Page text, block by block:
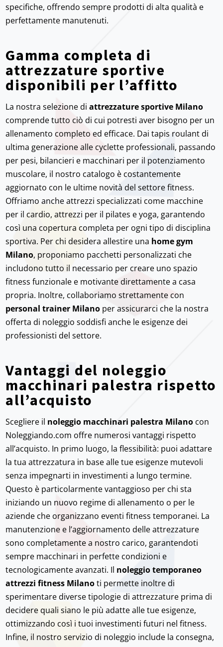
specifiche, offrendo sempre prodotti di alta qualità e
perfettamente manutenuti.
Gamma completa di
attrezzature sportive
disponibili per l’affitto
La nostra selezione diattrezzature sportive Milano
comprende tutto ciò di cui potresti aver bisogno per un
allenamento completo ed efficace. Dai tapis roulant di
ultima generazione alle cyclette professionali, passando
per pesi, bilancieri e macchinari per il potenziamento
muscolare, il nostro catalogo è costantemente
aggiornato con le ultime novità del settore fitness.
Offriamo anche attrezzi specializzati come macchine
per il cardio, attrezzi per il pilates e yoga, garantendo
così una copertura completa per ogni tipo di disciplina
sportiva. Per chi desidera allestire una home gym
Milano, proponiamo pacchetti personalizzati che
includono tutto il necessario per creare uno spazio
fitness funzionale e motivante direttamente a casa
propria. Inoltre, collaboriamo strettamente con
personal trainer Milano per assicurarci che la nostra
offerta di noleggio soddisfi anche le esigenze dei
professionisti del settore.
Vantaggi del noleggio
macchinari palestra rispetto
all’acquisto
Scegliere il noleggio macchinari palestra Milano con
Noleggiando.com offre numerosi vantaggi rispetto
all’acquisto. In primo luogo, la flessibilità: puoi adattare
la tua attrezzatura in base alle tue esigenze mutevoli
senza impegnarti in investimenti a lungo termine.
Questo è particolarmente vantaggioso per chi sta
iniziando un nuovo regime di allenamento o per le
aziende che organizzano eventi fitness temporanei. La
manutenzione e l’aggiornamento delle attrezzature
sono completamente a nostro carico, garantendoti
sempre macchinari in perfette condizioni e
tecnologicamente avanzati. Il noleggio temporaneo
attrezzi fitness Milanoti permette inoltre di
sperimentare diverse tipologie di attrezzature prima di
decidere quali siano le più adatte alle tue esigenze,
ottimizzando così i tuoi investimenti futuri nel fitness.
Infine, il nostro servizio di noleggio include la consegna,